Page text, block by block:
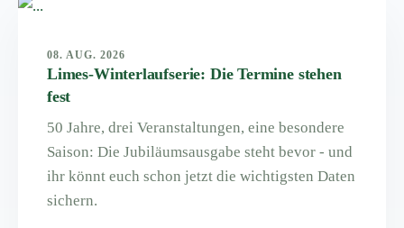
08. AUG. 2026
Limes-Winterlaufserie: Die Termine stehen
fest
50 Jahre, drei Veranstaltungen, eine besondere
Saison: Die Jubiläumsausgabe steht bevor - und
ihr könnt euch schon jetzt die wichtigsten Daten
sichern.